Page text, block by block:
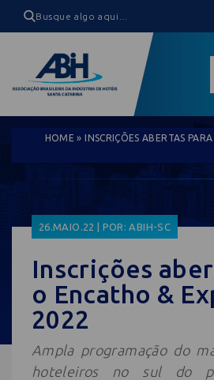
HOME »INSCRIÇÕES ABERTAS
26.MAIO.22 | POR: ABIH-SC
Inscrições
o Encatho &
2022
Ampla programação do
hoteleiros no sul do